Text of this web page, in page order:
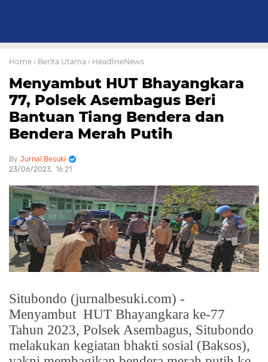
Home › Berita Utama › HeadlineNews
Menyambut HUT Bhayangkara
77, Polsek Asembagus Beri
Bantuan Tiang Bendera dan
Bendera Merah Putih
Jurnal Besuki
23/06/2023 16:21
Situbondo (jurnalbesuki.com) -
Menyambut HUT Bhayangkara ke-77
Tahun 2023, Polsek Asembagus, Situbondo
melakukan kegiatan bhakti sosial (Baksos),